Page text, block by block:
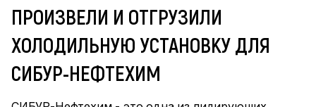
ПРОИЗВЕЛИ И ОТГРУЗИЛИ
ХОЛОДИЛЬНУЮ УСТАНОВКУ ДЛЯ
СИБУР-НЕФТЕХИМ